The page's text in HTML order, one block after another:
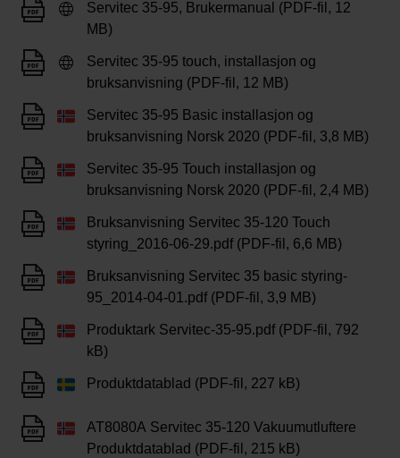
Servitec 35-95, Brukermanual (PDF-fil, 12
MB)
Servitec 35-95 touch, installasjon og
bruksanvisning (PDF-fil, 12 MB)
Servitec 35-95 Basic installasjon og
bruksanvisning Norsk 2020 (PDF-fil, 3,8 MB)
Servitec 35-95 Touch installasjon og
bruksanvisning Norsk 2020 (PDF-fil, 2,4 MB)
Bruksanvisning Servitec 35-120 Touch
styring_2016-06-29.pdf (PDF-fil, 6,6 MB)
Bruksanvisning Servitec 35 basic styring-
95_2014-04-01.pdf (PDF-fil, 3,9 MB)
Produktark Servitec-35-95.pdf (PDF-fil, 792
kB)
Produktdatablad (PDF-fil, 227 kB)
AT8080A Servitec 35-120 Vakuumutluftere
Produktdatablad (PDF-fil, 215 kB)